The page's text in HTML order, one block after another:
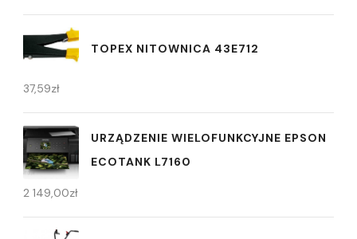
TOPEX NITOWNICA 43E712
37,59zł
URZĄDZENIE WIELOFUNKCYJNE EPSON
ECOTANK L7160
2 149,00zł